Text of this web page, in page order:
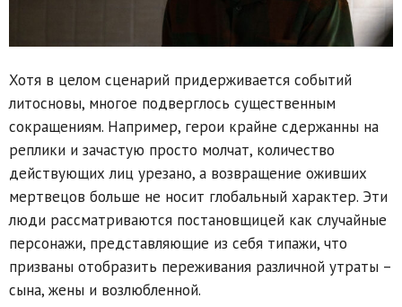
Хотя в целом сценарий придерживается событий
литосновы, многое подверглось существенным
сокращениям. Например, герои крайне сдержанны на
реплики и зачастую просто молчат, количество
действующих лиц урезано, а возвращение оживших
мертвецов больше не носит глобальный характер. Эти
люди рассматриваются постановщицей как случайные
персонажи, представляющие из себя типажи, что
призваны отобразить переживания различной утраты –
сына, жены и возлюбленной.